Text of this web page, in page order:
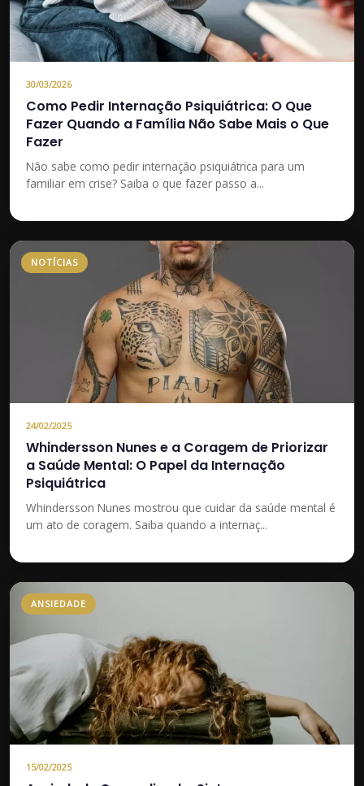
30/03/2026
Como Pedir Internação Psiquiátrica: O Que
Fazer Quando a Família Não Sabe Mais o Que
Fazer
Não sabe como pedir internação psiquiátrica para um
familiar em crise? Saiba o que fazer passo a...
NOTÍCIAS
24/02/2025
Whindersson Nunes e a Coragem de Priorizar
a Saúde Mental: O Papel da Internação
Psiquiátrica
Whindersson Nunes mostrou que cuidar da saúde mental é
um ato de coragem. Saiba quando a internaç...
ANSIEDADE
15/02/2025